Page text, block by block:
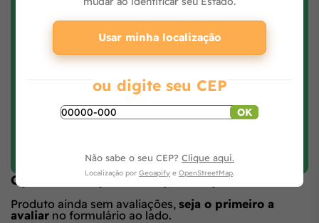
Opiniões de quem comprou o produto
Produto ainda sem avaliações, seja o primeiro a
avaliar no formulário ao lado.
Usar minha localização
ou digite seu CEP
OK
Não sabe o seu CEP? Clique aqui.
Localização por Geoapify e OpenStreetMap